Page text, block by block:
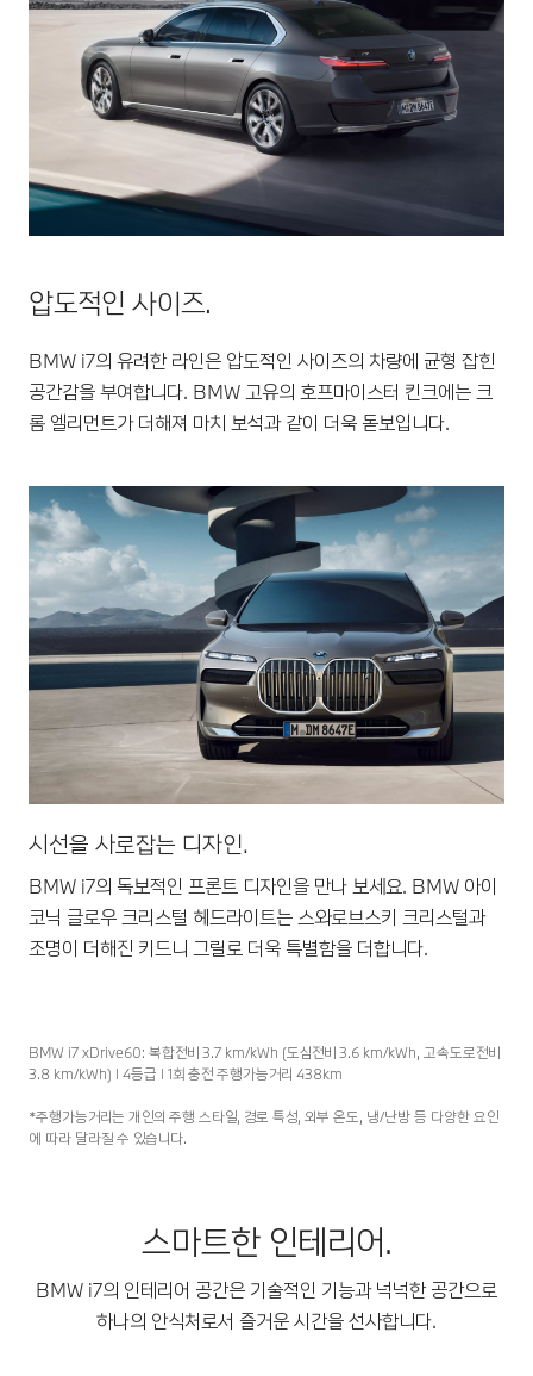
압도적인 사이즈.
BMW i7의 유려한 라인은 압도적인 사이즈의 차량에 균형 잡힌
공간감을 부여합니다. BMW 고유의 호프마이스터 킨크에는 크
롬 엘리먼트가 더해져 마치 보석과 같이 더욱 돋보입니다.
시선을 사로잡는 디자인.
BMW i7의 독보적인 프론트 디자인을 만나 보세요. BMW 아이
코닉 글로우 크리스털 헤드라이트는 스와로브스키 크리스털과
조명이 더해진 키드니 그릴로 더욱 특별함을 더합니다.
BMW i7 xDrive60: 복합전비 3.7 km/kWh (도심전비 3.6 km/kWh, 고속도로전비
3.8 km/kWh) l 4등급 l 1회 충전 주행가능거리 438km
*주행가능거리는 개인의 주행 스타일, 경로 특성, 외부 온도, 냉/난방 등 다양한 요인
에 따라 달라질 수 있습니다.
스마트한 인테리어.
BMW i7의 인테리어 공간은 기술적인 기능과 넉넉한 공간으로
하나의 안식처로서 즐거운 시간을 선사합니다.